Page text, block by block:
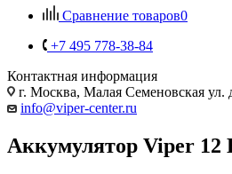
Сравнение товаров0
+7 495 778-38-84
Контактная информация
г. Москва, Малая Семеновская ул.
info@viper-center.ru
Аккумулятор Viper 12